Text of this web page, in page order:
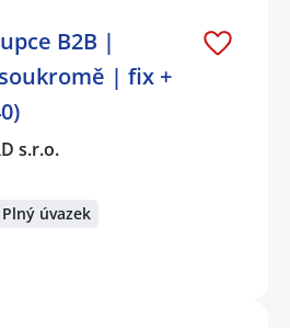
B2B |
| fix +
s.r.o.
Plný úvazek